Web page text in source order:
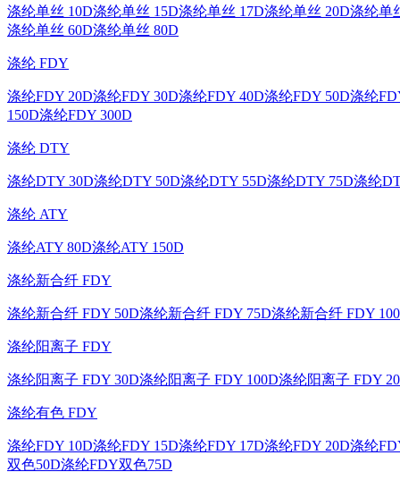
涤纶单丝 10D涤纶单丝 15D涤纶单丝 17D涤纶单丝 20D涤纶单
涤纶单丝 60D涤纶单丝 80D
涤纶 FDY
涤纶FDY 20D涤纶FDY 30D涤纶FDY 40D涤纶FDY 50D涤纶
150D涤纶FDY 300D
涤纶 DTY
涤纶DTY 30D涤纶DTY 50D涤纶DTY 55D涤纶DTY 75D涤纶
涤纶 ATY
涤纶ATY 80D涤纶ATY 150D
涤纶新合纤 FDY
涤纶新合纤 FDY 50D涤纶新合纤 FDY 75D涤纶新合纤 FDY
涤纶阳离子 FDY
涤纶阳离子 FDY 30D涤纶阳离子 FDY 100D涤纶阳离子 FDY
涤纶有色 FDY
涤纶FDY 10D涤纶FDY 15D涤纶FDY 17D涤纶FDY 20D涤纶
双色50D涤纶FDY双色75D